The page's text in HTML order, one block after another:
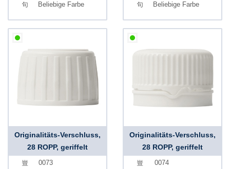
Beliebige Farbe
Beliebige Farbe
Originalitäts-Verschluss,
28 ROPP, geriffelt
0073
Originalitäts-Verschluss,
28 ROPP, geriffelt
0074